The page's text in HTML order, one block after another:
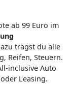
ab 99 Euro im
trägst du alle
Reifen, Steuern.
inclusive Auto
Leasing.